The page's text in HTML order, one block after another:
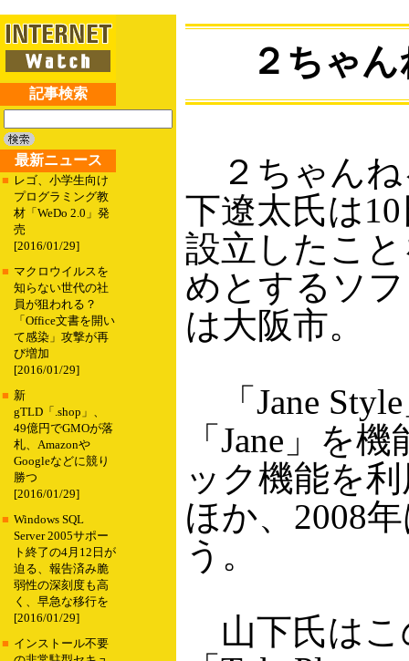
記事検索
最新ニュース
■ レゴ、小学生向け
プログラミング教
材「WeDo 2.0」発
売
[2016/01/29]
■ マクロウイルスを
知らない世代の社
員が狙われる？
「Office文書を開い
て感染」攻撃が再
び増加
[2016/01/29]
■ 新
gTLD「.shop」、
49億円でGMOが落
札、Amazonや
Googleなどに競り
勝つ
[2016/01/29]
■ Windows SQL
Server 2005サポー
ト終了の4月12日が
迫る、報告済み脆
弱性の深刻度も高
く、早急な移行を
[2016/01/29]
■ インストール不要
２ちゃ
２ちゃんね
下遼太氏は
設立したこ
めとするソ
は大阪市。
「Jane
「Jane」を
ック機能を
ほか、2008
う。
山下氏はこ